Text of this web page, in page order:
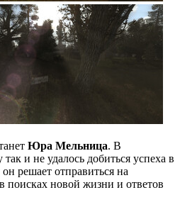
Юра Мельница. В
и не удалось добиться успеха в
решает отправиться на
поисках новой жизни и ответов